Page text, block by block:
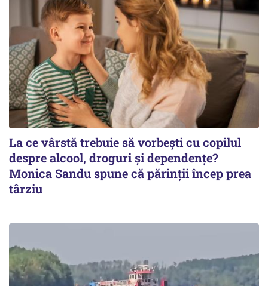
La ce vârstă trebuie să vorbești cu copilul
despre alcool, droguri și dependențe?
Monica Sandu spune că părinții încep prea
târziu